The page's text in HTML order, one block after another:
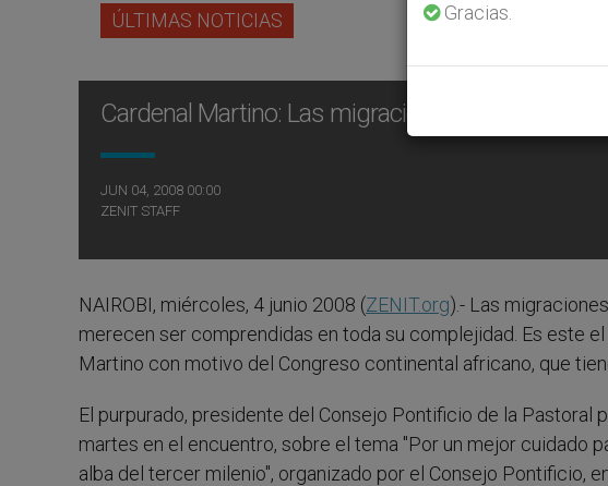
ÚLTIMAS NOTICIAS
Cardenal Martino: Las migraciones, desafío y
JUN 04, 2008 00:00
ZENIT STAFF
NAIROBI, miércoles, 4 junio 2008 (ZENIT.org).- Las
merecen ser comprendidas en toda su complejidad. Es este
Martino con motivo del Congreso continental africano, que
El purpurado, presidente del Consejo Pontificio de la Pastoral
martes en el encuentro, sobre el tema "Por un mejor cuidado
alba del tercer milenio", organizado por el Consejo Pontificio,
Gracias.